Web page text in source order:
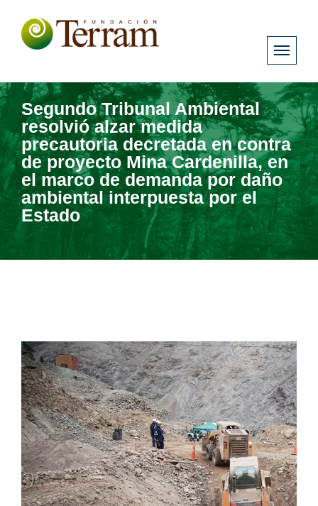
Segundo Tribunal Ambiental
resolvió alzar medida
precautoria decretada en contra
de proyecto Mina Cardenilla, en
el marco de demanda por daño
ambiental interpuesta por el
Estado